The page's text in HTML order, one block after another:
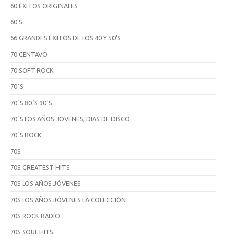
60 ÉXITOS ORIGINALES
60'S
66 GRANDES ÉXITOS DE LOS 40 Y 50'S
70 CENTAVO
70 SOFT ROCK
70´S
70´S 80´S 90´S
70´S LOS AÑOS JOVENES, DIAS DE DISCO
70´S ROCK
70S
70S GREATEST HITS
70S LOS AÑOS JÓVENES
70S LOS AÑOS JÓVENES LA COLECCIÓN
70S ROCK RADIO
70S SOUL HITS